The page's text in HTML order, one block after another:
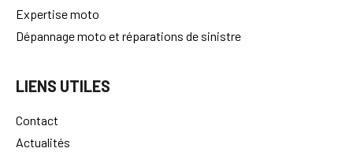
Expertise moto
Dépannage moto et réparations de sinistre
LIENS UTILES
Contact
Actualités